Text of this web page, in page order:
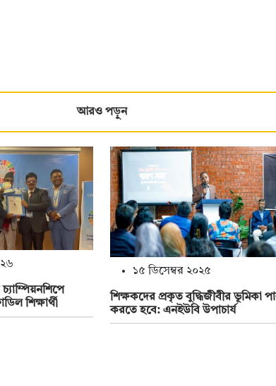
আরও পড়ুন
শিক্ষার্থী
১৫ ডিসেম্বর ২০২৫
শিক্ষকদের প্রকৃত বুদ্ধিজীবীর ভূমিকা
করতে হবে: এনইউবি উপাচার্য